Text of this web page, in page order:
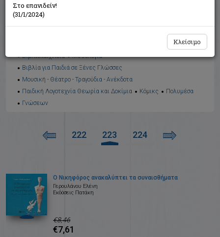
Διαθέσιμες υποκατηγορίες
Εορταστικά - Επετειακά
Ημερολόγια - Λευκώματα
Βιβλιοπαιχνίδια
Μυθολογία
Βιβλία για Παιδιά σε Ξένες Γλώσσες
Μουσική - Θέατρο - Τραγούδια - Ανέκδοτα
Παιδική Λογοτεχνία Θεωρία και Δοκίμια
Κόμικς
Πολυμέσα
Γνώσεων
222 223 224
Ο Νικηφόρος ανακαλύπτει τα συναισθήματα
Γερουλάνου Ελένη
Εκδόσεις Πατάκη
€8,46
€7,61
Στο επανιδείν!
(31/1/2024)
Κλείσιμο